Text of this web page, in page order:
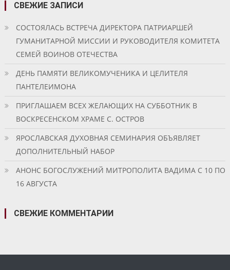
СВЕЖИЕ ЗАПИСИ
СОСТОЯЛАСЬ ВСТРЕЧА ДИРЕКТОРА ПАТРИАРШЕЙ
ГУМАНИТАРНОЙ МИССИИ И РУКОВОДИТЕЛЯ КОМИТЕТА
СЕМЕЙ ВОИНОВ ОТЕЧЕСТВА
ДЕНЬ ПАМЯТИ ВЕЛИКОМУЧЕНИКА И ЦЕЛИТЕЛЯ
ПАНТЕЛЕИМОНА
ПРИГЛАШАЕМ ВСЕХ ЖЕЛАЮЩИХ НА СУББОТНИК В
ВОСКРЕСЕНСКОМ ХРАМЕ С. ОСТРОВ
ЯРОСЛАВСКАЯ ДУХОВНАЯ СЕМИНАРИЯ ОБЪЯВЛЯЕТ
ДОПОЛНИТЕЛЬНЫЙ НАБОР
АНОНС БОГОСЛУЖЕНИЙ МИТРОПОЛИТА ВАДИМА С 10 ПО
16 АВГУСТА
СВЕЖИЕ КОММЕНТАРИИ